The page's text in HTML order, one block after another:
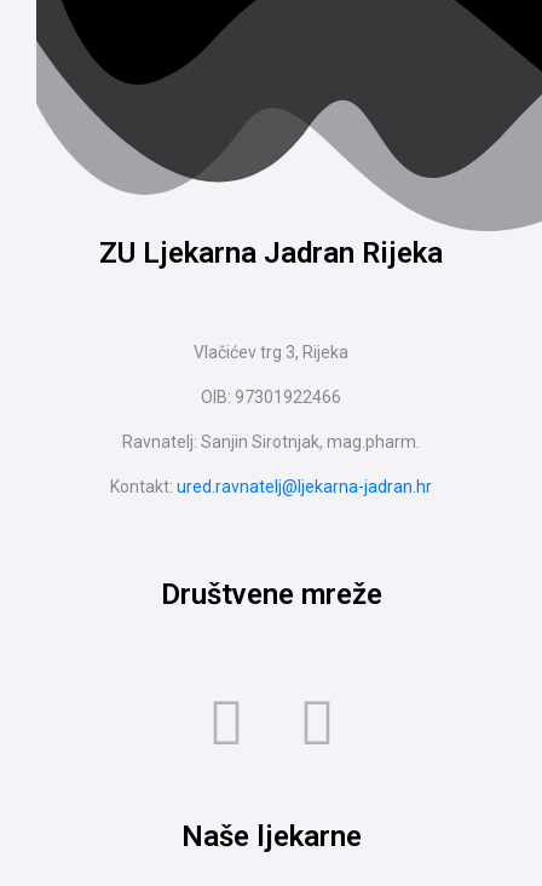
ZU Ljekarna Jadran Rijeka
Vlačićev trg 3, Rijeka
OIB: 97301922466
Ravnatelj: Sanjin Sirotnjak, mag.pharm.
Kontakt: ured.ravnatelj@ljekarna-jadran.hr
Društvene mreže
Naše ljekarne